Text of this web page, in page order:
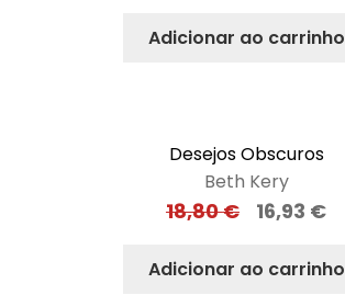
Adicionar ao carrinho
Desejos Obscuros
Beth Kery
18,80€ 16,93 €
Adicionar ao carrinho